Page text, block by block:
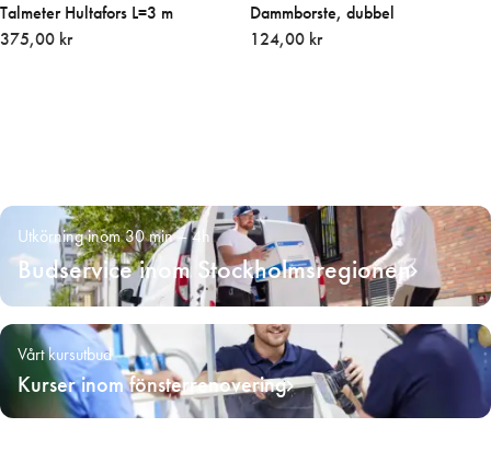
Talmeter Hultafors L=3 m
375,00 kr
Dammborste, dubbel
124,00 kr
Utkörning inom 30 min – 4h
Budservice inom Stockholmsregionen
Vårt kursutbud
Kurser inom fönsterrenovering